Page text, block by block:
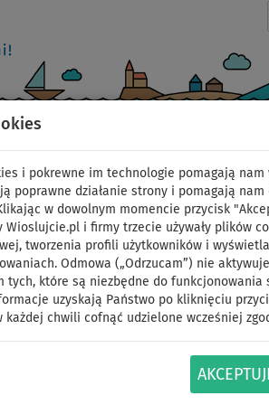
i pokrewne im technologie pomagają nam
poprawne działanie strony i pomagają
w dowolnym momencie przycisk
Wioslujcie.pl i firmy trzecie używały plików
tworzenia profili użytkowników i
Odmowa („Odrzucam”) nie
tych, które są niezbędne do funkcjonowania
uzyskają Państwo po kliknięciu
każdej chwili cofnąć udzielone wcześniej
Kanapa do
towable -
zestaw
ID: 12351390548